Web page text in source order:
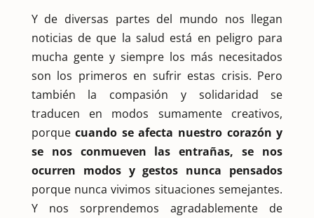
Y de diversas partes del mundo nos llegan
noticias de que la salud está en peligro para
mucha gente y siempre los más necesitados
son los primeros en sufrir estas crisis. Pero
también la compasión y solidaridad se
traducen en modos sumamente creativos,
porquecuando se afecta nuestro corazón y
se nos conmueven las entrañas, se nos
ocurren modos y gestos nunca pensados
porque nunca vivimos situaciones semejantes.
Y nos sorprendemos agradablemente de